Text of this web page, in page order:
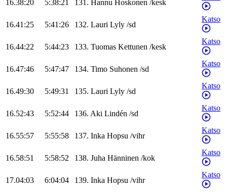
16.38:20 5:38:21 131. Hannu Hoskonen /kesk
16.41:25 5:41:26 132. Lauri Lyly /sd
Katso
16.44:22 5:44:23 133. Tuomas Kettunen /kesk
Katso
16.47:46 5:47:47 134. Timo Suhonen /sd
Katso
16.49:30 5:49:31 135. Lauri Lyly /sd
Katso
16.52:43 5:52:44 136. Aki Lindén /sd
Katso
16.55:57 5:55:58 137. Inka Hopsu /vihr
Katso
16.58:51 5:58:52 138. Juha Hänninen /kok
Katso
17.04:03 6:04:04 139. Inka Hopsu /vihr
Katso